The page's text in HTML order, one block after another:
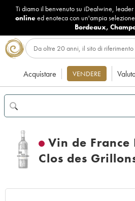
Ti diamo il benvenuto su iDealwine,
onlineed enoteca con un'ampia
Bordeaux,
Acquistare VENDERE
Vin de France
Clos des